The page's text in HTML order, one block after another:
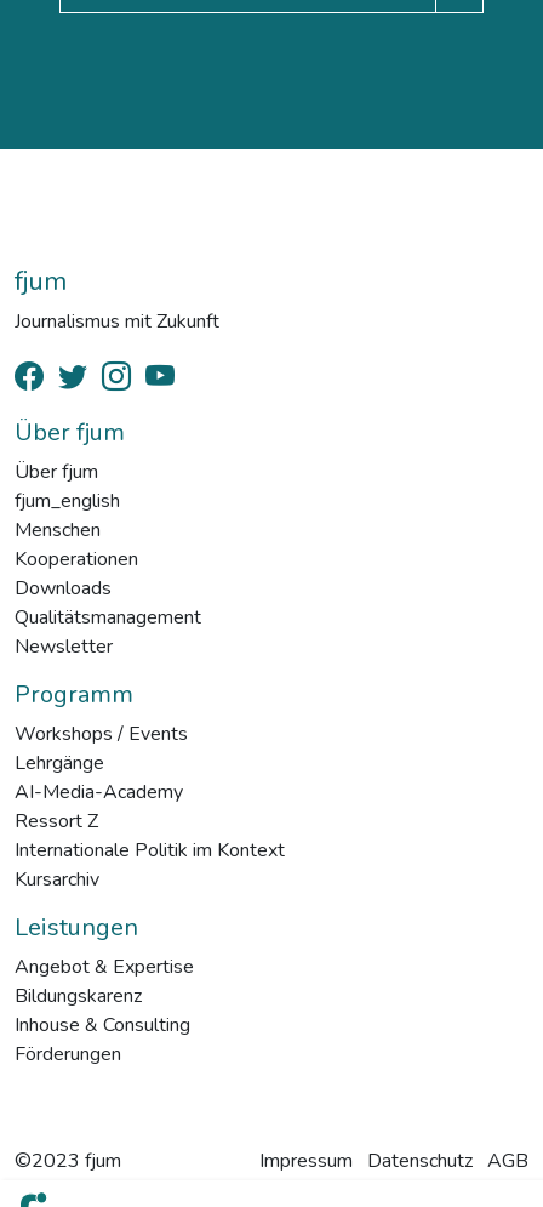
fjum
Journalismus mit Zukunft
Über fjum
Über fjum
fjum_english
Menschen
Kooperationen
Downloads
Qualitätsmanagement
Newsletter
Programm
Workshops / Events
Lehrgänge
AI-Media-Academy
Ressort Z
Internationale Politik im Kontext
Kursarchiv
Leistungen
Angebot & Expertise
Bildungskarenz
Inhouse & Consulting
Förderungen
Impressum Datenschutz AGB
©2023 fjum